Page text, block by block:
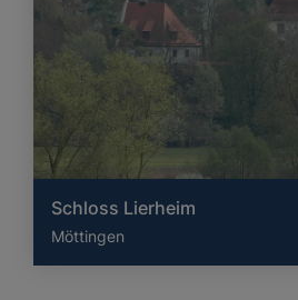
Schloss Lierheim
Möttingen